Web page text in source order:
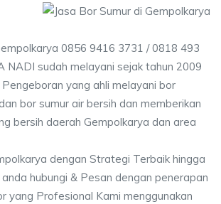
0856 9416 3731 / 0818 493
NADI sudah melayani sejak tahun 2009
yang ahli melayani bor
bor sumur air bersih dan memberikan
bersih daerah Gempolkarya dan area
dengan Strategi Terbaik hingga
hubungi & Pesan dengan penerapan
yang Profesional Kami menggunakan